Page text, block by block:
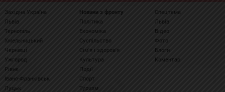
Західна Україна
Львів
Тернопіль
Хмельницький
Чернівці
Ужгород
Рівне
Івано-Франківськ
Луцьк
Новини з фронту
Політика
Економіка
Суспільство
Сім'я і здоров'я
Культура
Події
Спорт
Туризм
Спецтема
Львів
Відео
Фото
Блоги
Коментар